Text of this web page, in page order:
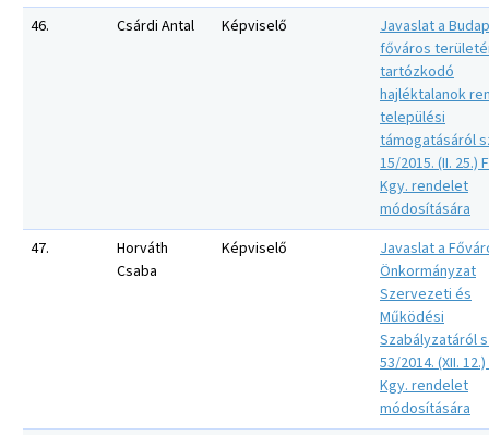
46.
Csárdi Antal Képviselő
Javaslat a
főváros
tartózkodó
hajléktalanok
települési
támogatásáról
15/2015. (II. 25.)
Kgy. rendelet
módosítására
47.
Horváth
Csaba
Képviselő
Javaslat a
Önkormányzat
Szervezeti és
Működési
Szabályzatáról
53/2014. (XII.
Kgy. rendelet
módosítására